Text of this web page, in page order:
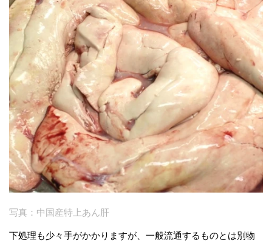
写真：中国産特上あん肝
下処理も少々手がかかりますが、一般流通するものとは別物